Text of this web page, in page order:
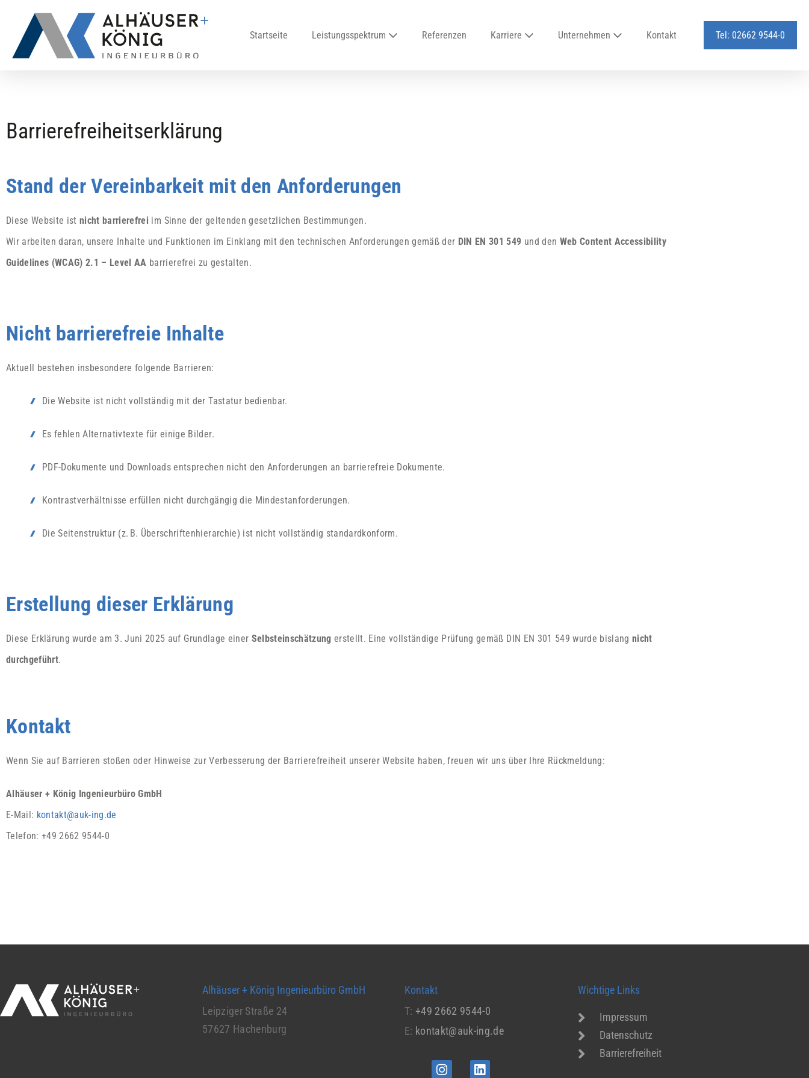
Startseite Leistungsspektrum Referenzen Karriere Unternehmen Kontakt Tel: 02662 9544-0
Barrierefreiheitserklärung
Stand der Vereinbarkeit mit den Anforderungen
Diese Website istnicht barrierefrei im Sinne der geltenden gesetzlichen Bestimmungen.
Wir arbeiten daran, unsere Inhalte und Funktionen im Einklang mit den technischen Anforderungen gemäß der DIN EN 301 549 und den Web Content Accessibility
Guidelines (WCAG) 2.1 – Level AA barrierefrei zu gestalten.
Nicht barrierefreie Inhalte
Aktuell bestehen insbesondere folgende Barrieren:
Die Website ist nicht vollständig mit der Tastatur bedienbar.
Es fehlen Alternativtexte für einige Bilder.
PDF-Dokumente und Downloads entsprechen nicht den Anforderungen an barrierefreie Dokumente.
Kontrastverhältnisse erfüllen nicht durchgängig die Mindestanforderungen.
Die Seitenstruktur (z. B. Überschriftenhierarchie) ist nicht vollständig standardkonform.
Erstellung dieser Erklärung
Diese Erklärung wurde am 3. Juni 2025 auf Grundlage einer Selbsteinschätzung erstellt. Eine vollständige Prüfung gemäß DIN EN 301 549 wurde bislang nicht
durchgeführt.
Kontakt
Wenn Sie auf Barrieren stoßen oder Hinweise zur Verbesserung der Barrierefreiheit unserer Website haben, freuen wir uns über Ihre Rückmeldung:
Alhäuser + König Ingenieurbüro GmbH
E-Mail: kontakt@auk-ing.de
Telefon:+49 2662 9544-0
Alhäuser + König Ingenieurbüro GmbH
Leipziger Straße 24
57627 Hachenburg
Kontakt
T: +49 2662 9544-0
E: kontakt@auk-ing.de
Wichtige Links
Impressum
Datenschutz
Barrierefreiheit